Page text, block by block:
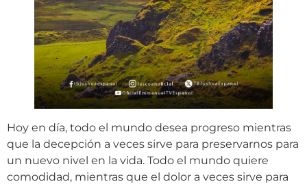
Hoy en día, todo el mundo desea progreso mientras
que la decepción a veces sirve para preservarnos para
un nuevo nivel en la vida. Todo el mundo quiere
comodidad, mientras que el dolor a veces sirve para